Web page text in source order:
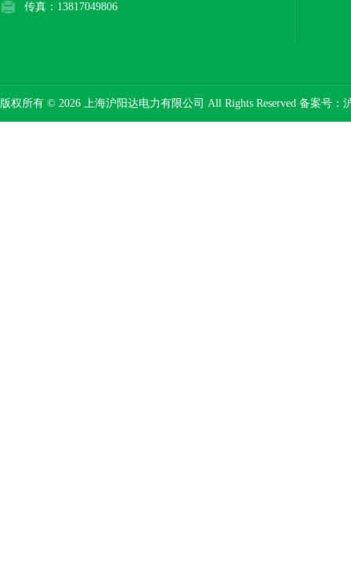
传真：13817049806
版权所有 © 2026 上海沪阳达电力有限公司 All Rights Reserved 备案号：